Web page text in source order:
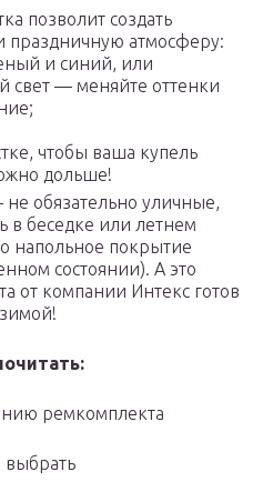
позволит создать
праздничную атмосферу:
и синий, или
свет — меняйте оттенки
чтобы ваша купель
дольше!
обязательно уличные,
в беседке или летнем
напольное покрытие
состоянии). А это
от компании Интекс готов
ремкомплекта
выбрать